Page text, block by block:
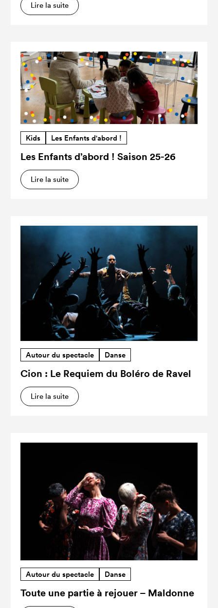
Lire la suite
Kids Les Enfants d'abord !
Les Enfants d’abord ! Saison 25-26
Lire la suite
Autour du spectacle Danse
Cion : Le Requiem du Boléro de Ravel
Lire la suite
Autour du spectacle Danse
Toute une partie à rejouer – Maldonne